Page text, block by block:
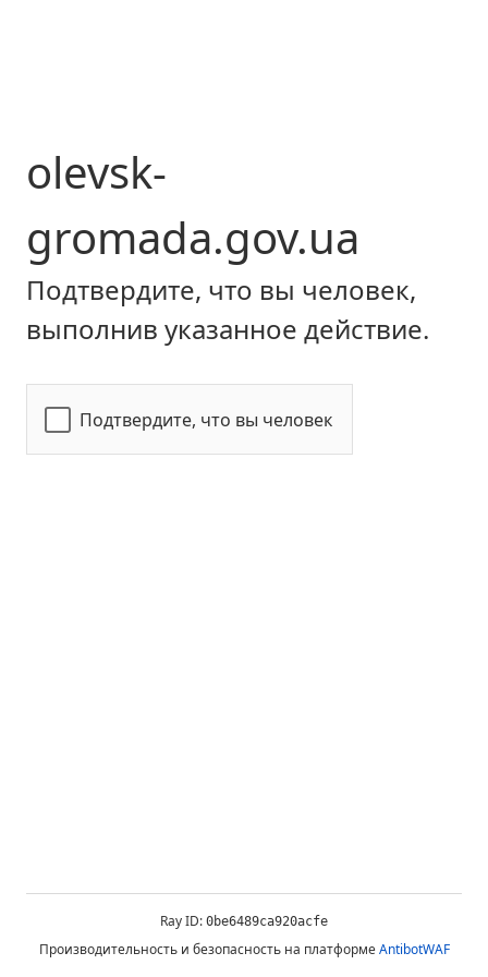
olevsk-
gromada.gov.ua
Подтвердите, что вы человек,
выполнив указанное действие.
Подтвердите, что вы человек
Ray ID: 0be6489ca920acfe
Производительность и безопасность на платформеAntibotWAF